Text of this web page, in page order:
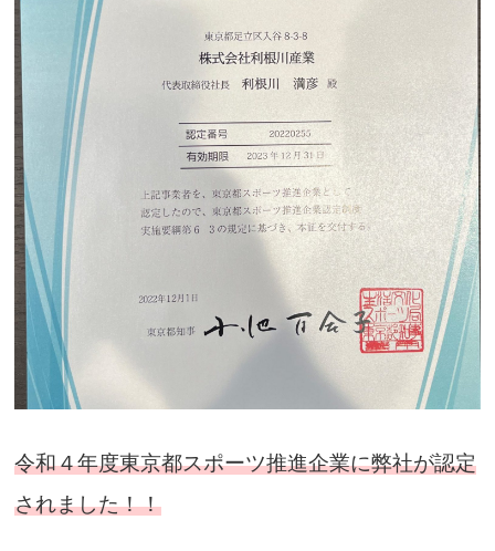
令和４年度東京都スポーツ推進企業に弊社が認定
されました！！